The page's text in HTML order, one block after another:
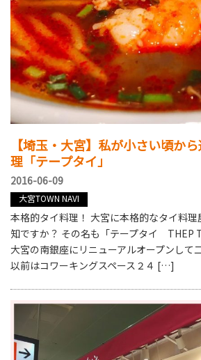
【埼玉・大宮】私が小さい頃か
理「テープタイ」
2016-06-09
大宮TOWN NAVI
本格的タイ料理！ 大宮に本格的なタイ料
知ですか？ その名も「テープタイ THEP
大宮の南銀座にリニューアルオープンして
以前はコワーキングスペース２４ […]